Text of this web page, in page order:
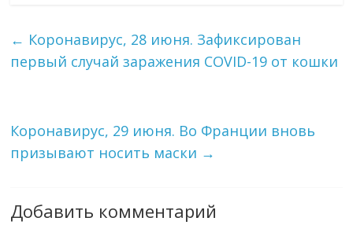
← Коронавирус, 28 июня. Зафиксирован
первый случай заражения COVID-19 от кошки
Коронавирус, 29 июня. Во Франции вновь
призывают носить маски →
Добавить комментарий